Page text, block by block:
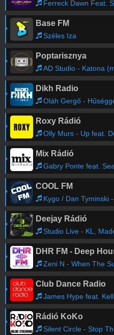
Ferreck Dawn Feat.
Base FM
Széles Iza
Poptarisznya
AD Studio - Katona
Dikh Radio
Oláh Gergő -
Roxy Rádió
Olly Murs - Up feat.
Mix Rádió
Gabry Ponte feat. Sean
COOL FM
Kygo / Dan Tyminski
Deejay Rádió
Studio Live - KL,
DHR FM - Deep
Zeni N - When The Sun
Club Dance Radio
James Hype feat.
Rádió KoKo
Silent Circle - Stop